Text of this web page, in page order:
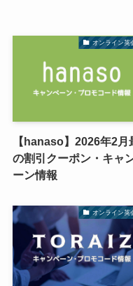
オンライン英
【hanaso】2026年2月
の割引クーポン・キャ
ーン情報
オンライン英